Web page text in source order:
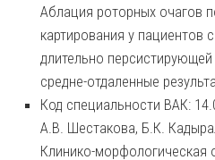
Аблация роторных очагов
картирования у пациентов
длительно
средне-отдаленные
Код специальности ВАК:
А.В. Шестакова, Б.К.
Клинико-морфологическая